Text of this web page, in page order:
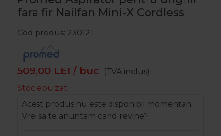
fara fir Nailfan Mini-X Cordless
Cod produs 230121
509,00 LEI / buc
(TVA inclus)
Stoc epuizat
Acest produs nu este disponibil momentan.
Vrei sa te anuntam cand revine?